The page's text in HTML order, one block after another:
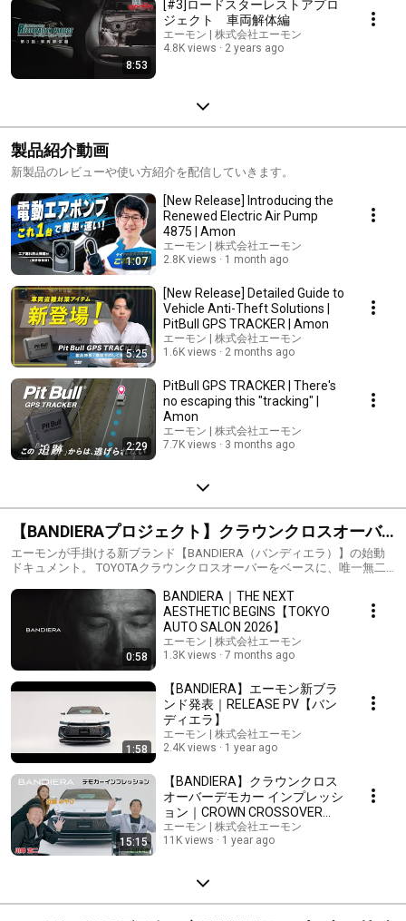
8:53
[#3]ロードスターレストアプロ
ジェクト 車両解体編
エーモン | 株式会社エーモン
4.8K views
2 years ago
製品紹介動画
新製品のレビューや使い方紹介を配信していきます。
1:07
[New Release] Introducing the
Renewed Electric Air Pump
4875 | Amon
エーモン | 株式会社エーモン
2.8K views
1 month ago
5:25
[New Release] Detailed Guide to
Vehicle Anti-Theft Solutions |
PitBull GPS TRACKER | Amon
エーモン | 株式会社エーモン
1.6K views
2 months ago
2:29
PitBull GPS TRACKER | There's
no escaping this "tracking" |
Amon
エーモン | 株式会社エーモン
7.7K views
3 months ago
【BANDIERAプロジェクト】クラウンクロスオーバ
ー×新ブランド始動ドキュメント
エーモンが手掛ける新ブランド【BANDIERA（バンディエラ）】の始動
ドキュメント。 TOYOTAクラウンクロスオーバーをベースに、唯一無二
ド作りに挑みました。 開発者、デザイナー、そしてプロフェッショナル
によるインプレッション。 BANDIERA誕生までのストーリーをぜひご覧
ください。 ▼BANDIERA公式サイトはこちら https://bandiera-
https://www.instagram.com/bandiera_project/
0:58
BANDIERA｜THE NEXT
AESTHETIC BEGINS【TOKYO
AUTO SALON 2026】
エーモン | 株式会社エーモン
1.3K views
7 months ago
1:58
【BANDIERA】エーモン新ブラ
ンド発表｜RELEASE PV【バン
ディエラ】
エーモン | 株式会社エーモン
2.4K views
1 year ago
15:15
【BANDIERA】クラウンクロス
オーバーデモカー インプレッシ
ョン｜CROWN CROSSOVER
PROJECT #3
エーモン | 株式会社エーモン
11K views
1 year ago